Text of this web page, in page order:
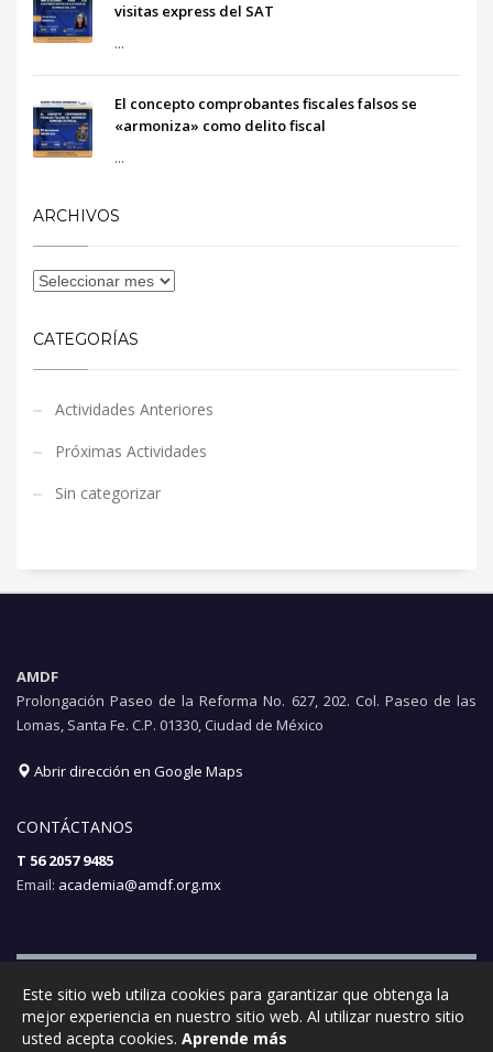
visitas express del SAT
...
El concepto comprobantes fiscales falsos se
«armoniza» como delito fiscal
...
ARCHIVOS
CATEGORÍAS
Actividades Anteriores
Próximas Actividades
Sin categorizar
AMDF
Prolongación Paseo de la Reforma No. 627, 202. Col. Paseo de las
Lomas, Santa Fe. C.P. 01330, Ciudad de México
Abrir dirección en Google Maps
CONTÁCTANOS
T 56 2057 9485
Email: academia@amdf.org.mx
Aviso de privacidad |Términos y condiciones | © 2017 AMDF. Todos
Este sitio web utiliza cookies para garantizar que obtenga la
mejor experiencia en nuestro sitio web. Al utilizar nuestro sitio
usted acepta cookies. Aprende más